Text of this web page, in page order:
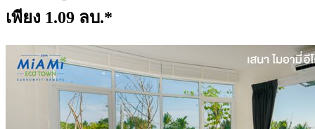
เพียง 1.09 ลบ.*